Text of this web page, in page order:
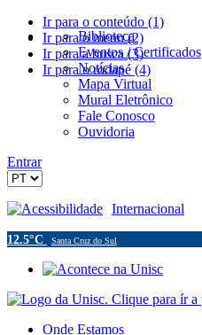
Ir para o conteúdo (1)
Ir para o menu (2)
Ir para a busca (3)
Ir para o rodapé (4)
Biblioteca
Eventos / Certificados
Notícias
Mapa Virtual
Mural Eletrônico
Fale Conosco
Ouvidoria
Entrar
Acessibilidade Internacional
12.5°C Santa Cruz do Sul
Onde Estamos